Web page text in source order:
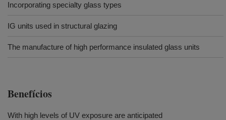
Incorporating specialty glass types
IG units used in structural glazing
The manufacture of high performance insulated glass units
Benefícios
With high levels of UV exposure are anticipated